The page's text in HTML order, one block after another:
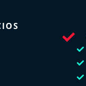



